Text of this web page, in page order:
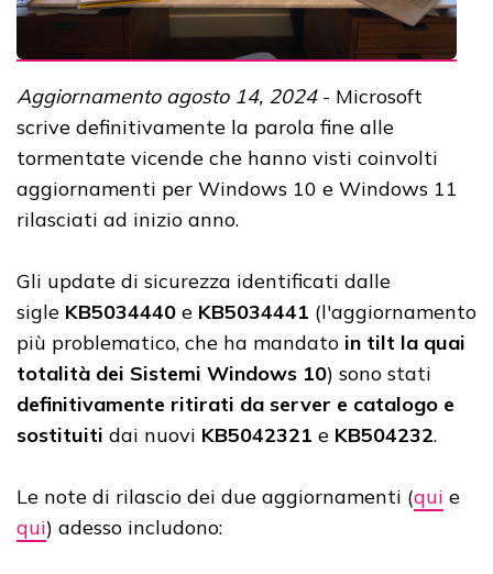
Aggiornamento agosto 14, 2024- Microsoft
scrive definitivamente la parola fine alle
tormentate vicende che hanno visti coinvolti
aggiornamenti per Windows 10 e Windows 11
rilasciati ad inizio anno.
Gli update di sicurezza identificati dalle
sigle KB5034440 e KB5034441 (l'aggiornamento
più problematico, che ha mandato in tilt la quai
totalità dei Sistemi Windows 10) sono stati
definitivamente ritirati da server e catalogo e
sostituiti dai nuovi KB5042321 e KB504232.
Le note di rilascio dei due aggiornamenti (qui e
qui) adesso includono: